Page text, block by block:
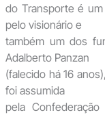
do Transporte é
pelo visionário e
também um dos
Adalberto Panzan
(falecido há 16
foi assumida
pela